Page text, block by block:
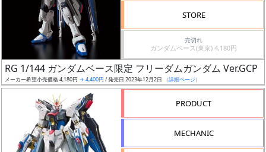
フ
リ
STORE
売切れ
ガンダムベース(東京) 4,180円
RG 1/144 ガンダムベース限定 フリーダムガンダム Ver.GCP
メーカー希望小売価格 4,180円 → 4,400円 / 発売日 2023年12月2日 （詳細ページ）
PRODUCT
MECHANIC